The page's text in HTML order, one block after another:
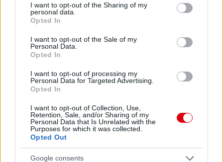
not limited to your visit or usage behaviour. You may click to
grant or deny consent to Google and its third-party tags to
use your data for below specified purposes in below Google
consent section.
I want to opt-out of the Sharing of my
personal data.
Opted In
I want to opt-out of the Sale of my
Personal Data.
Opted In
I want to opt-out of processing my
Personal Data for Targeted Advertising.
Opted In
I want to opt-out of Collection, Use,
Retention, Sale, and/or Sharing of my
Personal Data that Is Unrelated with the
Purposes for which it was collected.
Opted Out
Google consents
Meccs Center